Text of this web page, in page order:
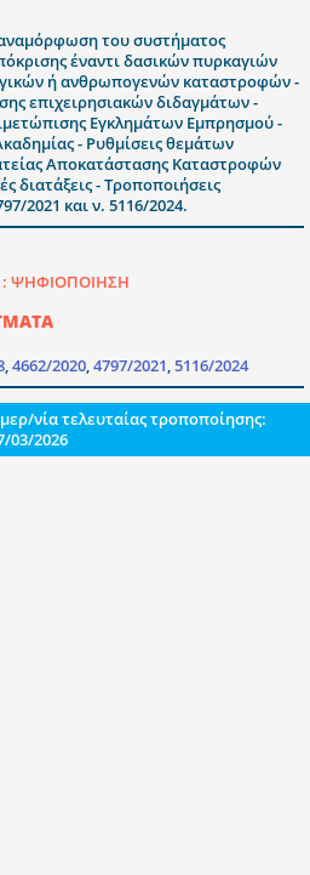
του συστήματος
έναντι δασικών πυρκαγιών
ή ανθρωπογενών καταστροφών -
επιχειρησιακών διδαγμάτων -
Εγκλημάτων Εμπρησμού -
- Ρυθμίσεις θεμάτων
Αποκατάστασης Καταστροφών
διατάξεις - Τροποποιήσεις
2021 και ν. 5116/2024.
ΨΗΦΙΟΠΟΙΗΣΗ
,4662/2020,4797/2021,5116/2024
νία τελευταίας τροποποίησης:
03/2026